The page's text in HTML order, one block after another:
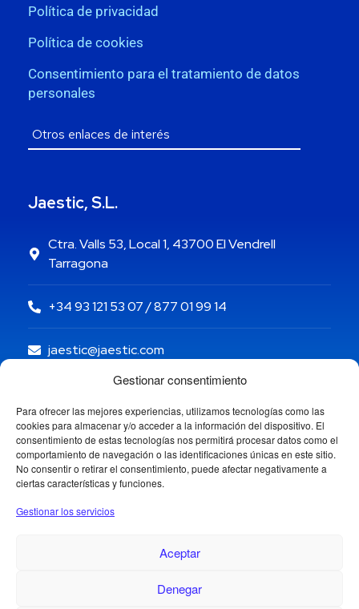
Gestionar consentimiento
Para ofrecer las mejores experiencias, utilizamos tecnologías como las
cookies para almacenar y/o acceder a la información del dispositivo. El
consentimiento de estas tecnologías nos permitirá procesar datos como el
comportamiento de navegación o las identificaciones únicas en este sitio.
No consentir o retirar el consentimiento, puede afectar negativamente a
ciertas características y funciones.
Gestionar los servicios
Aceptar
Denegar
Política de privacidad
Política de cookies
Consentimiento para el tratamiento de datos
personales
Jaestic, S.L.
Ctra. Valls 53, Local 1, 43700 El Vendrell
Tarragona
+34 93 121 53 07 / 877 01 99 14
jaestic@jaestic.com
Copyright © 2024 Jaestic S.L. Todos los derechos